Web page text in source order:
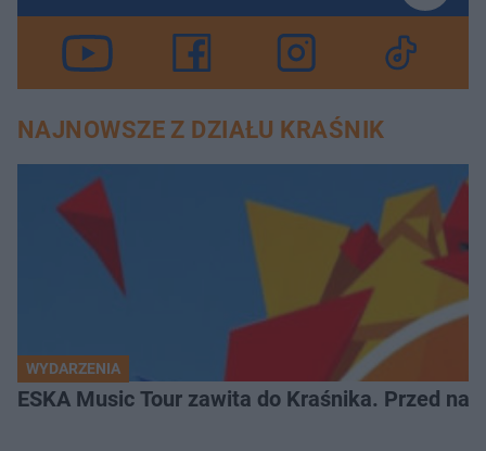
NAJNOWSZE Z DZIAŁU KRAŚNIK
WYDARZENIA
ESKA Music Tour zawita do Kraśnika. Przed